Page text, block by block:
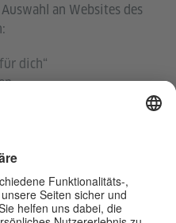
an Websites des
dich“
Instituts